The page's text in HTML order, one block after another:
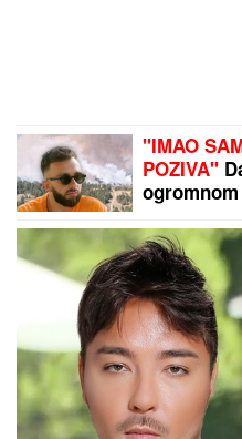
"IMAO
POZIVA"
"Prva reč